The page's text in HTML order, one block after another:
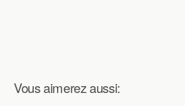
Vous aimerez aussi: